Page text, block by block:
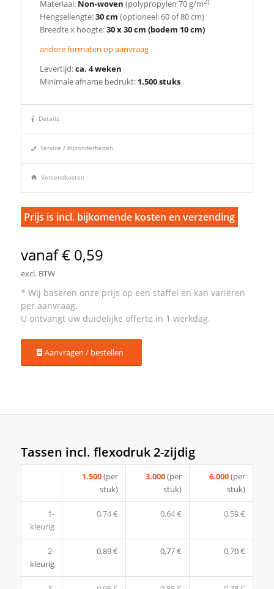
Materiaal: Non-woven (polypropylen 70 g/m
Hengsellengte:30 cm (optioneel: 60 of 80 cm)
Breedte x hoogte:30 x 30 cm (bodem 10 cm)
andere formaten op aanvraag
Levertijd:ca. 4 weken
Minimale afname bedrukt: 1.500 stuks
Details
Service / bijzonderheden
Verzendkosten
Prijs is incl. bijkomende kosten en verzending
vanaf € 0,59
excl. BTW
Aanvragen / bestellen
Tassen incl. flexodruk 2-zijdig
1.500(per
stuk)
3.000(per
stuk)
6.000(per
stuk)
1-
kleurig
0,74 € 0,64 € 0,59 €
2-
kleurig
0,89 € 0,77 € 0,70 €